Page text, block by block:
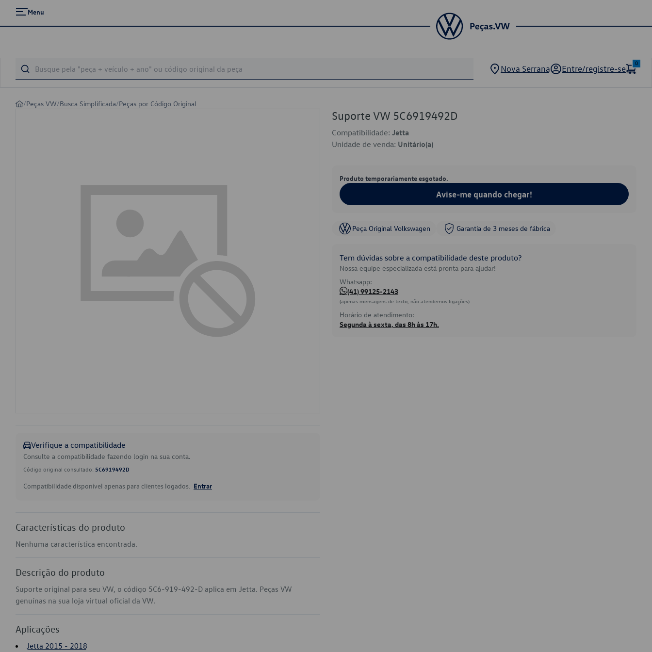
Menu
Nova Serrana Entre/registre-se
0
/Peças VW/Busca Simplificada/Peças por Código Original
Verifique a compatibilidade
Consulte a compatibilidade fazendo login na sua conta.
Código original consultado: 5C6919492D
Compatibilidade disponível apenas para clientes logados. Entrar
Características do produto
Nenhuma característica encontrada.
Descrição do produto
Suporte original para seu VW, o código 5C6-919-492-D aplica em Jetta. Peças VW
genuínas na sua loja virtual oficial da VW.
Aplicações
Jetta 2015 - 2018
Suporte VW 5C6919492D
Compatibilidade: Jetta
Unidade de venda: Unitário(a)
Produto temporariamente esgotado.
Avise-me quando chegar!
Peça Original Volkswagen Garantia de 3 meses de fábrica
Tem dúvidas sobre a compatibilidade deste produto?
Nossa equipe especializada está pronta para ajudar!
Whatsapp:
(41) 99125-2143
(apenas mensagens de texto, não atendemos ligações)
Horário de atendimento:
Segunda à sexta, das 8h às 17h.